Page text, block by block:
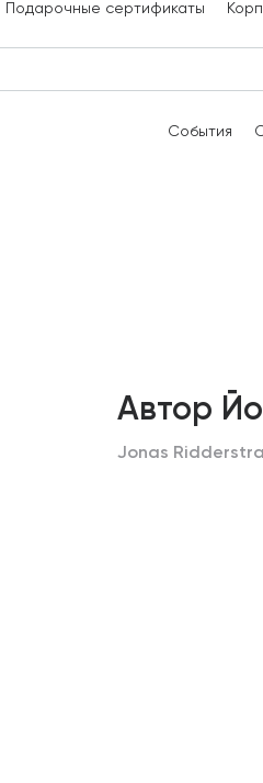
Подарочные сертификаты
События
Автор
Jonas